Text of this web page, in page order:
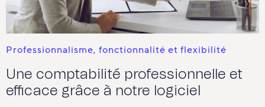
Professionnalisme, fonctionnalité et flexibilité
Une comptabilité professionnelle et
efficace grâce à notre logiciel